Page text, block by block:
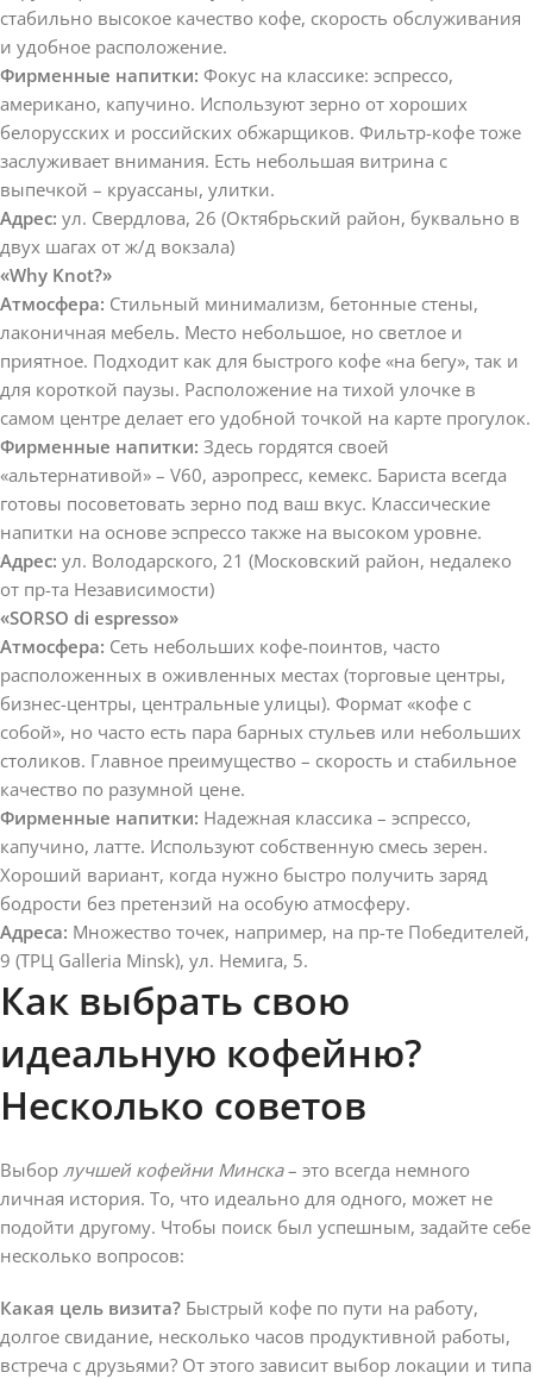
стабильно высокое качество кофе, скорость обслуживания
и удобное расположение.
Фирменные напитки: Фокус на классике: эспрессо,
американо, капучино. Используют зерно от хороших
белорусских и российских обжарщиков. Фильтр-кофе тоже
заслуживает внимания. Есть небольшая витрина с
выпечкой – круассаны, улитки.
Адрес: ул. Свердлова, 26 (Октябрьский район, буквально в
двух шагах от ж/д вокзала)
«Why Knot?»
Атмосфера: Стильный минимализм, бетонные стены,
лаконичная мебель. Место небольшое, но светлое и
приятное. Подходит как для быстрого кофе «на бегу», так и
для короткой паузы. Расположение на тихой улочке в
самом центре делает его удобной точкой на карте прогулок.
Фирменные напитки: Здесь гордятся своей
«альтернативой» – V60, аэропресс, кемекс. Бариста всегда
готовы посоветовать зерно под ваш вкус. Классические
напитки на основе эспрессо также на высоком уровне.
Адрес: ул. Володарского, 21 (Московский район, недалеко
от пр-та Независимости)
«SORSO di espresso»
Атмосфера: Сеть небольших кофе-поинтов, часто
расположенных в оживленных местах (торговые центры,
бизнес-центры, центральные улицы). Формат «кофе с
собой», но часто есть пара барных стульев или небольших
столиков. Главное преимущество – скорость и стабильное
качество по разумной цене.
Фирменные напитки: Надежная классика – эспрессо,
капучино, латте. Используют собственную смесь зерен.
Хороший вариант, когда нужно быстро получить заряд
бодрости без претензий на особую атмосферу.
Адреса: Множество точек, например, на пр-те Победителей,
9 (ТРЦ Galleria Minsk), ул. Немига, 5.
Как выбрать свою
идеальную кофейню?
Несколько советов
Выбор лучшей кофейни Минска– это всегда немного
личная история. То, что идеально для одного, может не
подойти другому. Чтобы поиск был успешным, задайте себе
несколько вопросов:
Какая цель визита? Быстрый кофе по пути на работу,
долгое свидание, несколько часов продуктивной работы,
встреча с друзьями? От этого зависит выбор локации и типа